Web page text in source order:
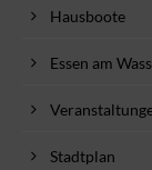
Hausboote
Essen am
Stadtplan